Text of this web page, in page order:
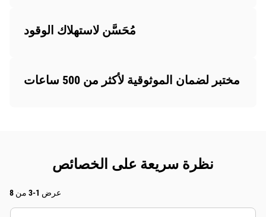
مُحَسَّن لاستهلاك الوقود
مختبر لضمان الموثوقية لأكثر من 500 ساعات
نظرة سريعة على الخصائص
عرض 1-3 من 8